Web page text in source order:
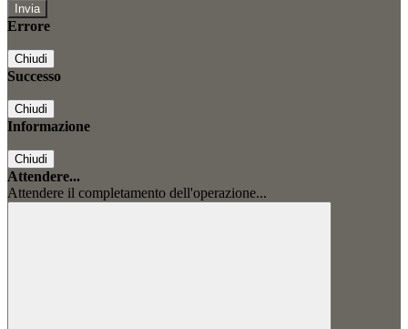
Errore
Chiudi
Successo
Chiudi
Informazione
Chiudi
Attendere...
Attendere il completamento dell'operazione...